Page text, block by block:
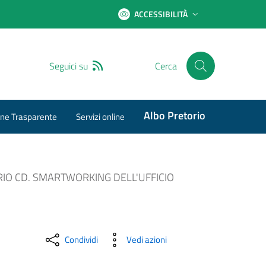
ACCESSIBILITÀ
Seguici su Cerca
Trasparente Servizi online Albo Pretorio
CD. SMARTWORKING DELL'UFFICIO
Condividi Vedi azioni